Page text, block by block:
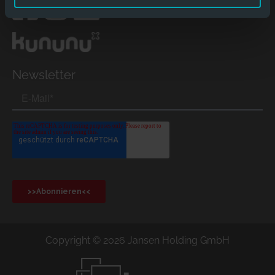
Newsletter
Copyright © 2026 Jansen Holding GmbH